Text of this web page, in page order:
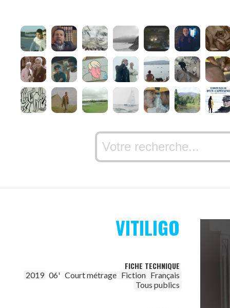
VITILIGO
FICHE TECHNIQUE
2019 06' Court métrage Fiction Français
Tous publics